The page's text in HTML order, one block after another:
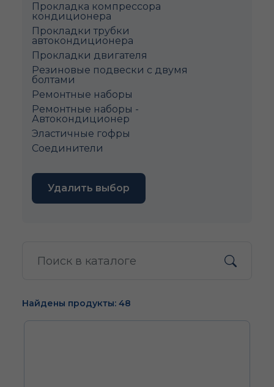
Прокладка компрессора
кондиционера
Прокладки трубки
автокондиционера
Прокладки двигателя
Резиновые подвески с двумя
болтами
Ремонтные наборы
Ремонтные наборы -
Автокондиционер
Эластичные гофры
Соединители
Удалить выбор
Найдены продукты: 48